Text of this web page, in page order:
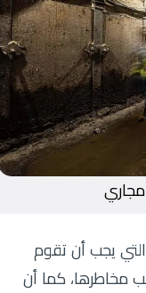
يجب أن تقوم
مخاطرها، كما أن